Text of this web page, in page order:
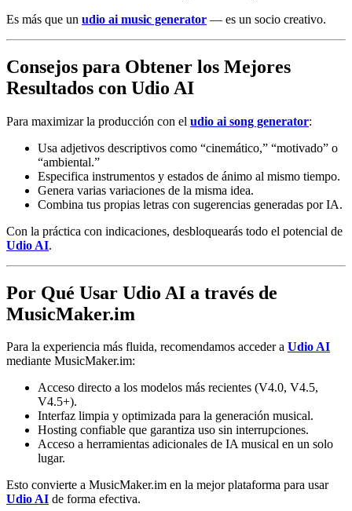
Es más que un udio ai music generator — es un socio creativo.
Consejos para Obtener los Mejores
Resultados con Udio AI
Para maximizar la producción con el udio ai song generator:
Usa adjetivos descriptivos como “cinemático,” “motivado” o
“ambiental.”
Especifica instrumentos y estados de ánimo al mismo tiempo.
Genera varias variaciones de la misma idea.
Combina tus propias letras con sugerencias generadas por IA.
Con la práctica con indicaciones, desbloquearás todo el potencial de
Udio AI.
Por Qué Usar Udio AI a través de
MusicMaker.im
Para la experiencia más fluida, recomendamos acceder a Udio AI
mediante MusicMaker.im:
Acceso directo a los modelos más recientes (V4.0, V4.5,
V4.5+).
Interfaz limpia y optimizada para la generación musical.
Hosting confiable que garantiza uso sin interrupciones.
Acceso a herramientas adicionales de IA musical en un solo
lugar.
Esto convierte a MusicMaker.im en la mejor plataforma para usar
Udio AI de forma efectiva.